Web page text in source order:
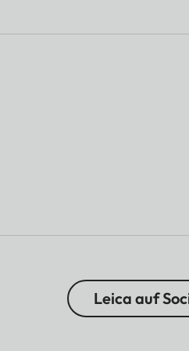
Leica auf